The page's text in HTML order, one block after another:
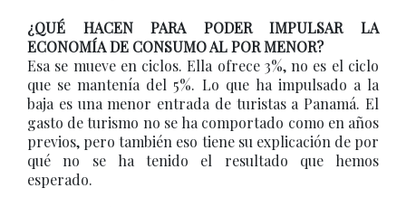
¿QUÉ HACEN PARA PODER IMPULSAR LA
ECONOMÍA DE CONSUMO AL POR MENOR?
Esa se mueve en ciclos. Ella ofrece 3%, no es el ciclo
que se mantenía del 5%. Lo que ha impulsado a la
baja es una menor entrada de turistas a Panamá. El
gasto de turismo no se ha comportado como en años
previos, pero también eso tiene su explicación de por
qué no se ha tenido el resultado que hemos
esperado.